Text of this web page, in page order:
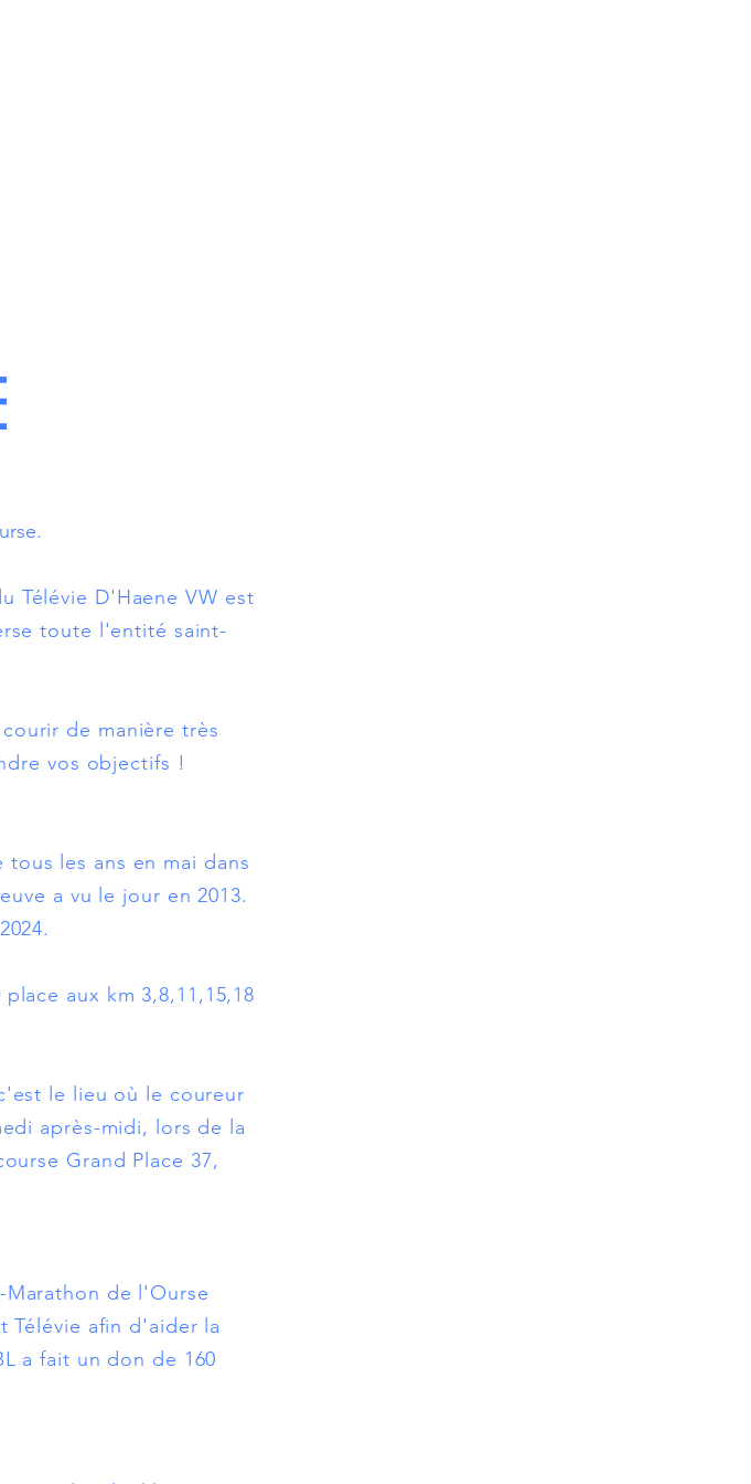
Télévie D'Haene VW est
toute l'entité saint-
de manière très
vos objectifs !
les ans en mai dans
a vu le jour en 2013.
aux km 3,8,11,15,18
le lieu où le coureur
après-midi, lors de la
Grand Place 37,
de l'Ourse
Télévie afin d'aider la
a fait un don de 160